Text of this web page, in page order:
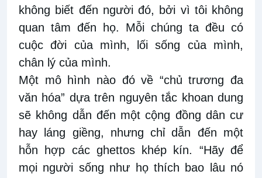
không biết đến người đó, bởi vì tôi không
quan tâm đến họ. Mỗi chúng ta đều có
cuộc đời của mình, lối sống của mình,
chân lý của mình.
Một mô hình nào đó về “chủ trương đa
văn hóa” dựa trên nguyên tắc khoan dung
sẽ không dẫn đến một cộng đồng dân cư
hay láng giềng, nhưng chỉ dẫn đến một
hỗn hợp các ghettos khép kín. “Hãy để
mọi người sống như họ thích bao lâu nó